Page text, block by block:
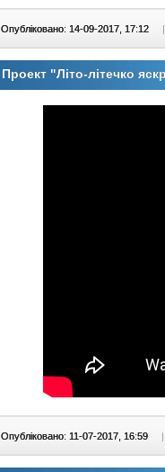
Опубліковано: 14-09-2017, 17:12 |
Проект "Літо-літечко
Опубліковано: 11-07-2017, 16:59 |